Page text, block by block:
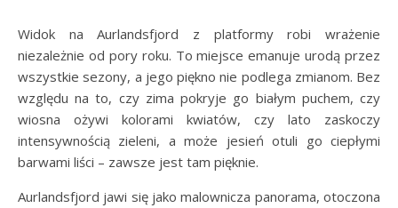
Widok na Aurlandsfjord z platformy robi wrażenie
niezależnie od pory roku. To miejsce emanuje urodą przez
wszystkie sezony, a jego piękno nie podlega zmianom. Bez
względu na to, czy zima pokryje go białym puchem, czy
wiosna ożywi kolorami kwiatów, czy lato zaskoczy
intensywnością zieleni, a może jesień otuli go ciepłymi
barwami liści – zawsze jest tam pięknie.
Aurlandsfjord jawi się jako malownicza panorama, otoczona